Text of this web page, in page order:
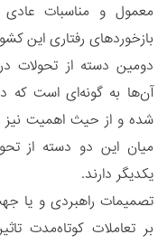
معمول و مناسبات
بازخوردهای رفتاری این
دومین دسته از تحولات
آن‌ها به گونه‌ای است که
شده و از حیث اهمیت نیز
میان این دو دسته از
یکدیگر دارند.
تصمیمات راهبردی و یا
بر تعاملات کوتاه‌مدت